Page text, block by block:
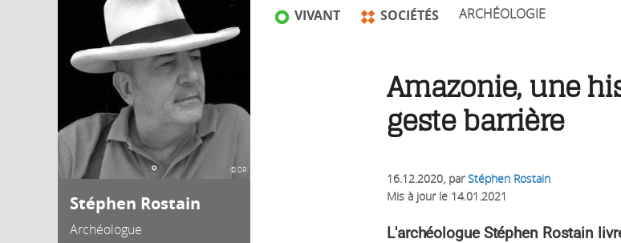
VIVANT SOCIÉTÉS ARCHÉOLOGIE
Amazonie, une
geste barrière
16.12.2020, parStéphen Rostain
Mis à jour le 14.01.2021
L'archéologue Stéphen Rostain
© DR
Stéphen Rostain
Archéologue